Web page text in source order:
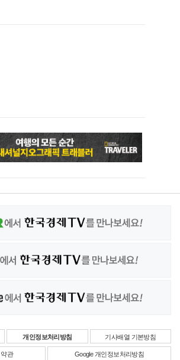
개인정보처리방침 기사배열 기본방침
약관 Google 개인정보처리방침